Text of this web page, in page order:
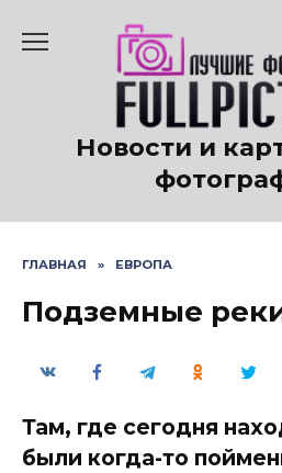
содержанию
Новости и
ГЛАВНАЯ » ЕВРОПА
Подземные
Там, где сегодня
были когда-то